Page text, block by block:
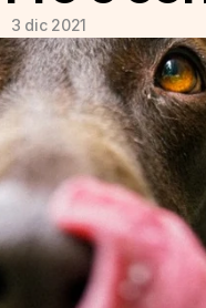
3 dic 2021